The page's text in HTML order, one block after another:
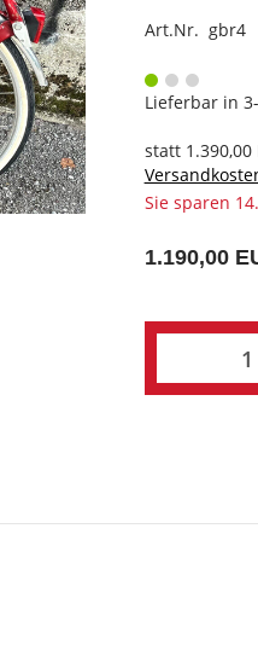
Art.Nr. gbr4
Lieferbar in
statt 1.390,00
Sie sparen
1.190,00